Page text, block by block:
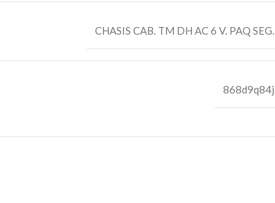
CHASIS CAB. TM DH AC 6 V. PAQ SEG.
868d9q84j